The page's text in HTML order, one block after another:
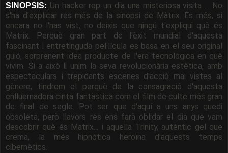
SINOPSIS: Un hacker rep un dia una misteriosa visita ... No
s'ha d'explicar res més de la sinopsi de Màtrix. És més, si
encara no l'has vist, no deixis que ningú t'expliqui què és
Matrix. Perquè gran part de l'èxit mundial d'aquesta
fascinant i entretinguda pel·lícula es basa en el seu original
guió, sorprenent idea producte de l'era tecnològica en què
vivim. Si a això li unim la seva revolucionària estètica, amb
espectaculars i trepidants escenes d'acció mai vistes al
gènere, tindrem el perquè de la consagració d'aquesta
enlluernadora cinta fantàstica com el film de culte més gran
de final de segle. Pot ser que d'aquí a uns anys quedi
obsoleta, però llavors res ens farà oblidar el dia que vam
descobrir què és Matrix... i aquella Trinity, autèntic gel que
crema, la més hipnòtica heroïna d'aquests temps
cibernètics.